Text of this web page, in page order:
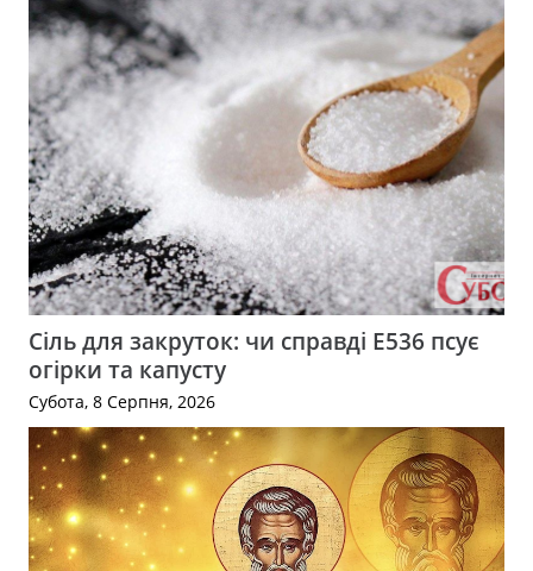
Сіль для закруток: чи справді Е536 псує
огірки та капусту
Субота, 8 Серпня, 2026